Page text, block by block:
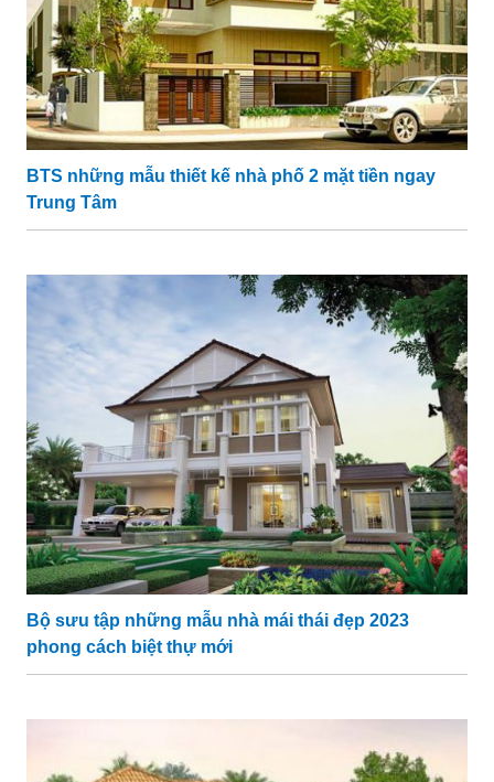
BTS những mẫu thiết kế nhà phố 2 mặt tiền ngay
Trung Tâm
Bộ sưu tập những mẫu nhà mái thái đẹp 2023
phong cách biệt thự mới